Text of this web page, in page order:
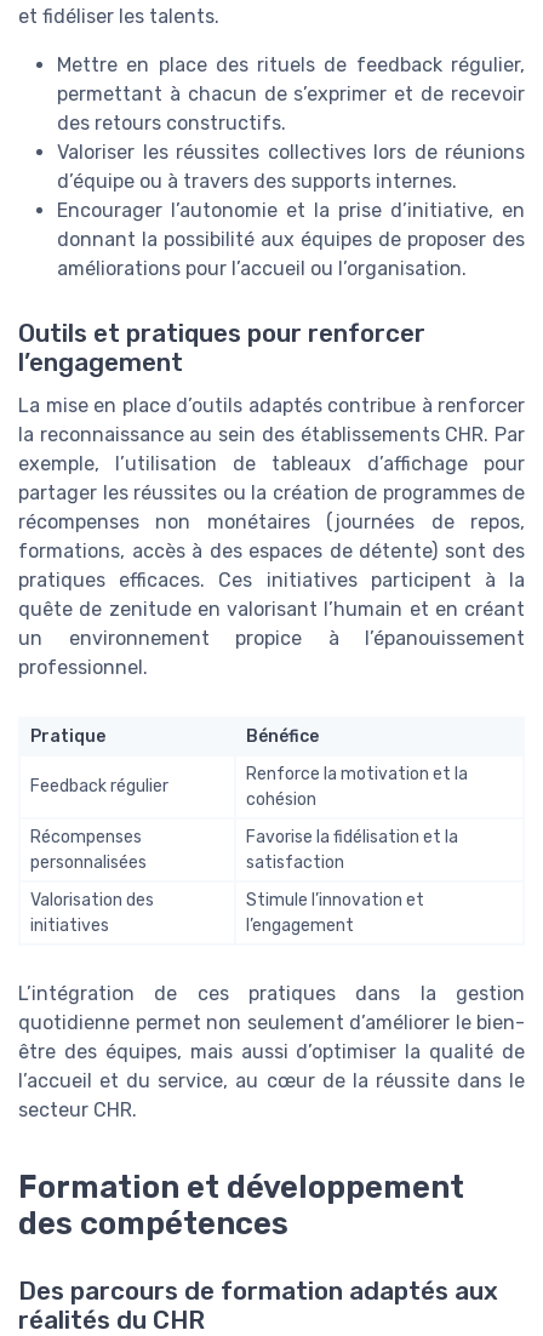
et fidéliser les talents.
Mettre en place des rituels de feedback régulier,
permettant à chacun de s’exprimer et de recevoir
des retours constructifs.
Valoriser les réussites collectives lors de réunions
d’équipe ou à travers des supports internes.
Encourager l’autonomie et la prise d’initiative, en
donnant la possibilité aux équipes de proposer des
améliorations pour l’accueil ou l’organisation.
Outils et pratiques pour renforcer
l’engagement
La mise en place d’outils adaptés contribue à renforcer
la reconnaissance au sein des établissements CHR. Par
exemple, l’utilisation de tableaux d’affichage pour
partager les réussites ou la création de programmes de
récompenses non monétaires (journées de repos,
formations, accès à des espaces de détente) sont des
pratiques efficaces. Ces initiatives participent à la
quête de zenitude en valorisant l’humain et en créant
un environnement propice à l’épanouissement
professionnel.
Pratique Bénéfice
Feedback régulier
Renforce la motivation et la
cohésion
Récompenses
personnalisées
Favorise la fidélisation et la
satisfaction
Valorisation des
initiatives
Stimule l’innovation et
l’engagement
L’intégration de ces pratiques dans la gestion
quotidienne permet non seulement d’améliorer le bien-
être des équipes, mais aussi d’optimiser la qualité de
l’accueil et du service, au cœur de la réussite dans le
secteur CHR.
Formation et développement
des compétences
Des parcours de formation adaptés aux
réalités du CHR